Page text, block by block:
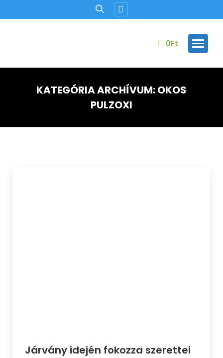
0Ft
KATEGÓRIA ARCHÍVUM:OKOS
PULZOXI
Járvány idején fokozza szerettei